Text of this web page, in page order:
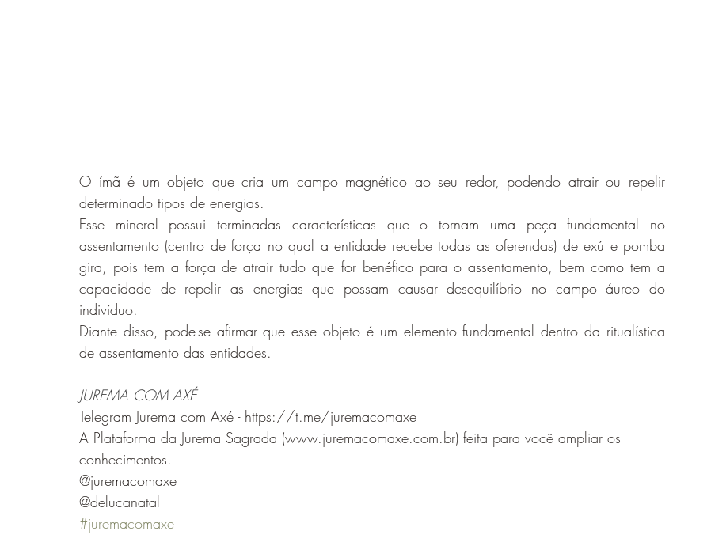
O ímã é um objeto que cria um campo magnético ao seu redor, podendo atrair ou repelir
determinado tipos de energias.
Esse mineral possui terminadas características que o tornam uma peça fundamental no
assentamento (centro de força no qual a entidade recebe todas as oferendas) de exú e pomba
gira, pois tem a força de atrair tudo que for benéfico para o assentamento, bem como tem a
capacidade de repelir as energias que possam causar desequilíbrio no campo áureo do
indivíduo.
Diante disso, pode-se afirmar que esse objeto é um elemento fundamental dentro da ritualística
de assentamento das entidades.
JUREMA COM AXÉ
Telegram Jurema com Axé - https://t.me/juremacomaxe
A Plataforma da Jurema Sagrada (www.juremacomaxe.com.br) feita para você ampliar os
conhecimentos.
@juremacomaxe
@delucanatal
#juremacomaxe